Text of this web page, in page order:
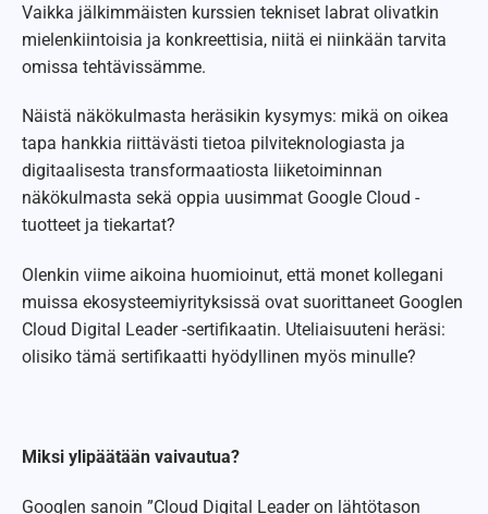
Vaikka jälkimmäisten kurssien tekniset labrat olivatkin
mielenkiintoisia ja konkreettisia, niitä ei niinkään tarvita
omissa tehtävissämme.
Näistä näkökulmasta heräsikin kysymys: mikä on oikea
tapa hankkia riittävästi tietoa pilviteknologiasta ja
digitaalisesta transformaatiosta liiketoiminnan
näkökulmasta sekä oppia uusimmat Google Cloud -
tuotteet ja tiekartat?
Olenkin viime aikoina huomioinut, että monet kollegani
muissa ekosysteemiyrityksissä ovat suorittaneet Googlen
Cloud Digital Leader -sertifikaatin. Uteliaisuuteni heräsi:
olisiko tämä sertifikaatti hyödyllinen myös minulle?
Miksi ylipäätään vaivautua?
Googlen sanoin ”Cloud Digital Leader on lähtötason